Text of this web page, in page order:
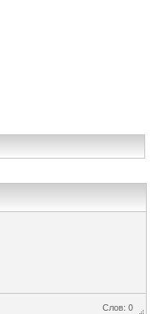
Слов: 0